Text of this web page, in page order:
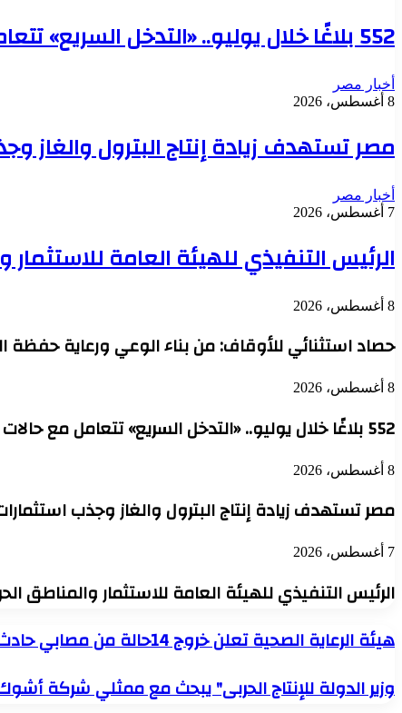
552 بلاغًا خلال يوليو.. «التدخل السريع» تتعامل مع حالات بلا مأوى في 6 محافظات
أخبار مصر
8 أغسطس، 2026
مصر تستهدف زيادة إنتاج البترول والغاز
أخبار مصر
7 أغسطس، 2026
الرئيس التنفيذي للهيئة العامة
8 أغسطس، 2026
حصاد استثنائي للأوقاف: من بناء الوعي ورعاية حفظة
8 أغسطس، 2026
552 بلاغًا خلال يوليو.. «التدخل السريع» تتعامل مع حالات بلا مأوى في 6 محافظات
8 أغسطس، 2026
مصر تستهدف زيادة إنتاج البترول والغاز وجذب
7 أغسطس، 2026
الرئيس التنفيذي للهيئة العامة للاستثمار
هيئة
الرعاية
تعلن
خروج
هيئة الرعاية الصحية تعلن خروج 14حالة من مصابي حادث الجلالة بعد تماثلهم للشفاء وإجراء 8 تدخلات جراحية
وزير
الدولة
وزير الدولة للإنتاج الحربى" يبحث مع ممثلي شركة